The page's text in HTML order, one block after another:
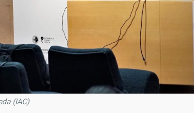
(IAC)